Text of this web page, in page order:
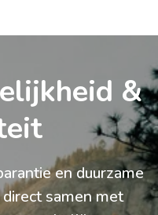
de natuur
Rostock
in Rostock,